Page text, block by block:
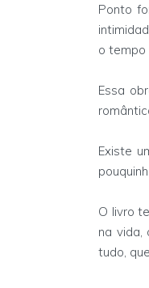
Ponto
o tempo
Essa
Existe
O livro
na vida,
tudo,